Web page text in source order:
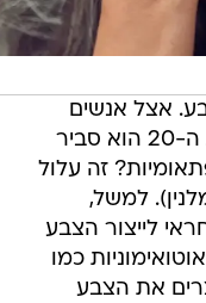
אצל אנשים
ממוצא אירופאי, שיער לבן בשנות ה-20 הוא סביר
זה עלול
למשל,
לייצור הצבע
כמו
את הצבע